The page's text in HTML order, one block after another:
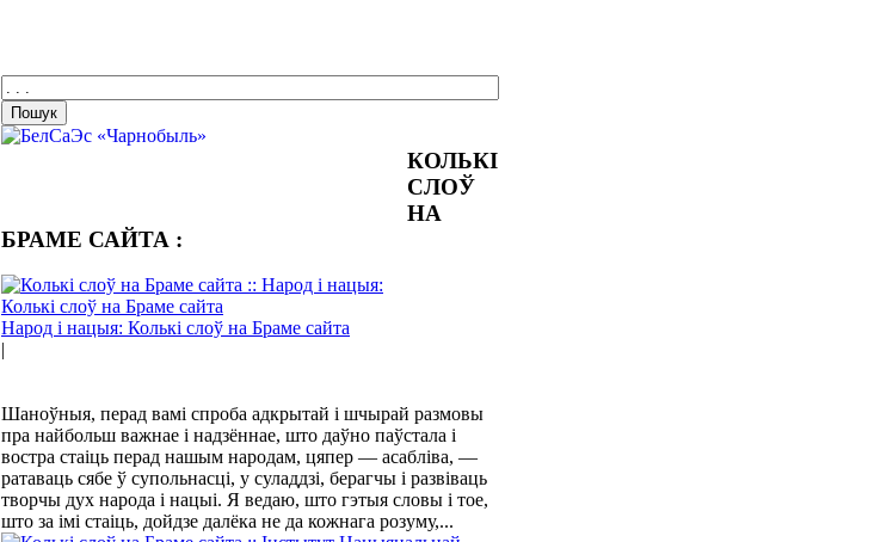
КОЛЬКІ
СЛОЎ
НА
БРАМЕ САЙТА :
Народ і нацыя: Колькі слоў на Браме сайта
|
Шаноўныя, перад вамі спроба адкрытай і шчырай размовы
пра найбольш важнае і надзённае, што даўно паўстала і
востра стаіць перад нашым народам, цяпер — асабліва, —
ратаваць сябе ў супольнасці, у суладдзі, берагчы і развіваць
творчы дух народа і нацыі. Я ведаю, што гэтыя словы і тое,
што за імі стаіць, дойдзе далёка не да кожнага розуму,...